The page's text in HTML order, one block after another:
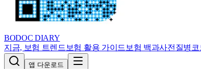
BODOCDIARY
지금, 보험 트렌드 보험 활용 가이드 보험 백과사전 질병코
앱 다운로드